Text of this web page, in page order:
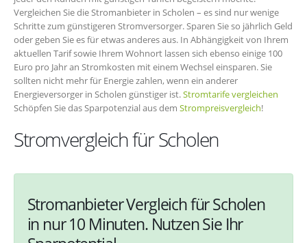
Vergleichen Sie die Stromanbieter in Scholen – es sind nur wenige
Schritte zum günstigeren Stromversorger. Sparen Sie so jährlich Geld
oder geben Sie es für etwas anderes aus. In Abhängigkeit von Ihrem
aktuellen Tarif sowie Ihrem Wohnort lassen sich ebenso einige 100
Euro pro Jahr an Stromkosten mit einem Wechsel einsparen. Sie
sollten nicht mehr für Energie zahlen, wenn ein anderer
Energieversorger in Scholen günstiger ist.Stromtarife vergleichen
Schöpfen Sie das Sparpotenzial aus dem Strompreisvergleich!
Stromvergleich für Scholen
Stromanbieter Vergleich für Scholen
in nur 10 Minuten. Nutzen Sie Ihr